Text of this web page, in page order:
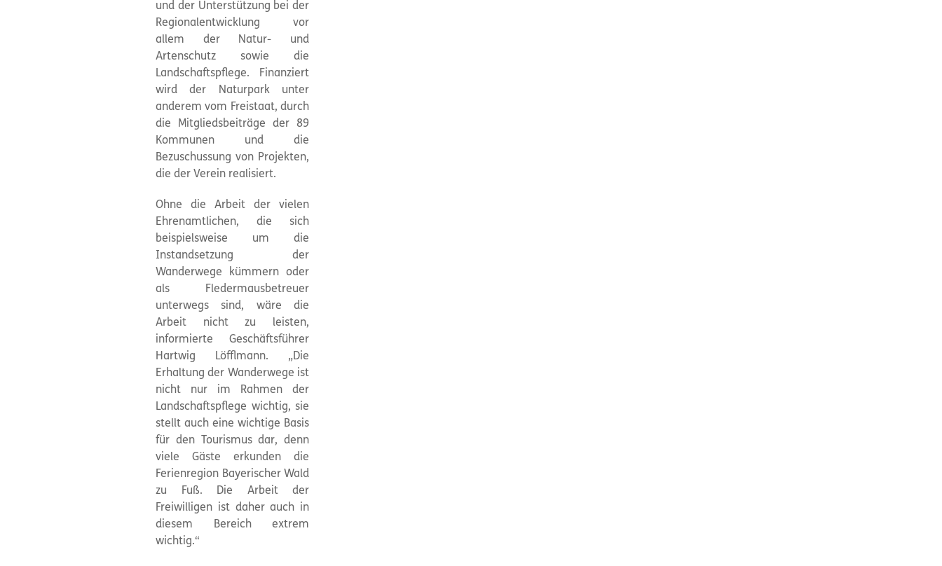
und der Unterstützung bei der
Regionalentwicklung vor
allem der Natur- und
Artenschutz sowie die
Landschaftspflege. Finanziert
wird der
Naturparkunter
anderem vom Freistaat, durch
die Mitgliedsbeiträge der 89
Kommunen und die
Bezuschussung von Projekten,
die der Verein realisiert.
Ohne die Arbeit der vielen
Ehrenamtlichen, die sich
beispielsweise um die
Instandsetzung der
Wanderwege kümmern oder
als Fledermausbetreuer
unterwegs sind, wäre die
Arbeit nicht zu leisten,
informierte Geschäftsführer
Hartwig Löfflmann. „Die
Erhaltung der Wanderwege ist
nicht nur im Rahmen der
Landschaftspflege wichtig, sie
stellt auch eine wichtige Basis
für den Tourismus dar, denn
viele Gäste erkunden die
Ferienregion Bayerischer Wald
zu Fuß. Die Arbeit der
Freiwilligen ist daher auch in
diesem Bereich extrem
wichtig.“